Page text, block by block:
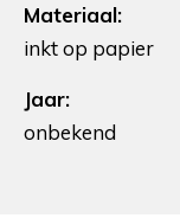
Materiaal:
inkt op papier
Jaar:
onbekend